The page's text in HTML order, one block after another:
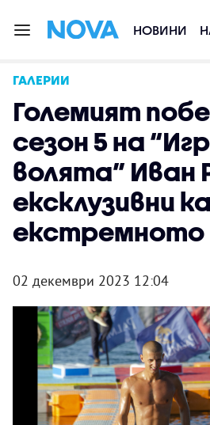
НОВИНИ
ГАЛЕРИИ
Големият
сезон 5 на
волята” Иван
ексклузивни
екстремното
02 декември 2023 12:04